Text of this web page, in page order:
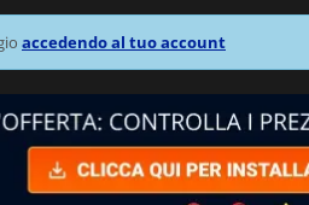
accedendo al tuo account